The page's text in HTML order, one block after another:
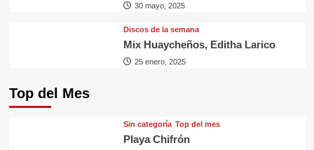
30 mayo, 2025
Discos de la semana
Mix Huaycheños, Editha Larico
25 enero, 2025
Top del Mes
Sin categorí­a Top del mes
Playa Chifrón